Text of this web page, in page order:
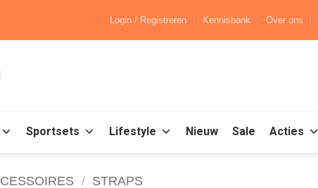
Login / Registreren Kennisbank Over ons
Sportsets Lifestyle Nieuw Sale Acties
/ STRAPS